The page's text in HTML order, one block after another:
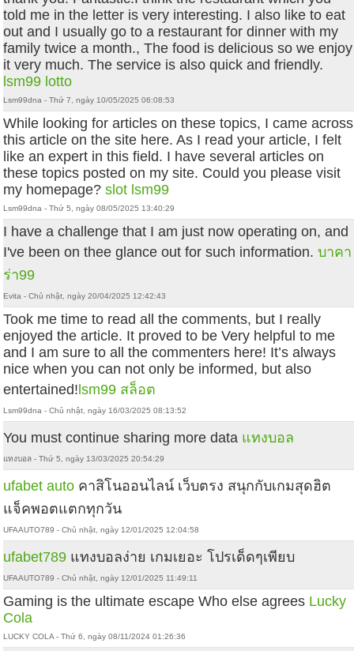
told me in the letter is very interesting. I also like to eat
out and I usually go to a restaurant for dinner with my
family twice a month., The food is delicious so we enjoy
it very much. The service is also quick and friendly.
lsm99 lotto
Lsm99dna - Thứ 7, ngày 10/05/2025 06:08:53
While looking for articles on these topics, I came across
this article on the site here. As I read your article, I felt
like an expert in this field. I have several articles on
these topics posted on my site. Could you please visit
my homepage?slot lsm99
Lsm99dna - Thứ 5, ngày 08/05/2025 13:40:29
I have a challenge that I am just now operating on, and
I've been on thee glance out for such information.บาคา
ร่า99
Evita - Chủ nhật, ngày 20/04/2025 12:42:43
Took me time to read all the comments, but I really
enjoyed the article. It proved to be Very helpful to me
and I am sure to all the commenters here! It’s always
nice when you can not only be informed, but also
entertained! lsm99 สล็อต
Lsm99dna - Chủ nhật, ngày 16/03/2025 08:13:52
You must continue sharing more data แทงบอล
แทงบอล - Thứ 5, ngày 13/03/2025 20:54:29
ufabet auto คาสิโนออนไลน์ เว็บตรง สนุกกับเกมสุดฮิต
แจ็คพอตแตกทุกวัน
UFAAUTO789 - Chủ nhật, ngày 12/01/2025 12:04:58
ufabet789 แทงบอลง่าย เกมเยอะ โปรเด็ดๆเพียบ
UFAAUTO789 - Chủ nhật, ngày 12/01/2025 11:49:11
Gaming is the ultimate escape Who else agrees Lucky
Cola
LUCKY COLA - Thứ 6, ngày 08/11/2024 01:26:36